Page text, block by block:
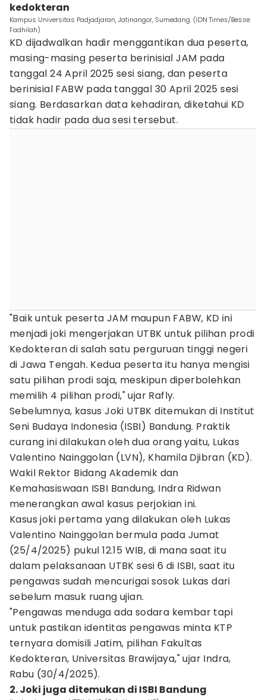
kedokteran
Kampus Universitas Padjadjaran, Jatinangor, Sumedang. (IDN Times/Besse
Fadhilah)
KD dijadwalkan hadir menggantikan dua peserta,
masing-masing peserta berinisial JAM pada
tanggal 24 April 2025 sesi siang, dan peserta
berinisial FABW pada tanggal 30 April 2025 sesi
siang. Berdasarkan data kehadiran, diketahui KD
tidak hadir pada dua sesi tersebut.
"Baik untuk peserta JAM maupun FABW, KD ini
menjadi joki mengerjakan UTBK untuk pilihan prodi
Kedokteran di salah satu perguruan tinggi negeri
di Jawa Tengah. Kedua peserta itu hanya mengisi
satu pilihan prodi saja, meskipun diperbolehkan
memilih 4 pilihan prodi," ujar Rafly.
Sebelumnya, kasus Joki UTBK ditemukan di Institut
Seni Budaya Indonesia (ISBI) Bandung. Praktik
curang ini dilakukan oleh dua orang yaitu, Lukas
Valentino Nainggolan (LVN), Khamila Djibran (KD).
Wakil Rektor Bidang Akademik dan
Kemahasiswaan ISBI Bandung, Indra Ridwan
menerangkan awal kasus perjokian ini.
Kasus joki pertama yang dilakukan oleh Lukas
Valentino Nainggolan bermula pada Jumat
(25/4/2025) pukul 12.15 WIB, di mana saat itu
dalam pelaksanaan UTBK sesi 6 di ISBI, saat itu
pengawas sudah mencurigai sosok Lukas dari
sebelum masuk ruang ujian.
"Pengawas menduga ada sodara kembar tapi
untuk pastikan identitas pengawas minta KTP
ternyara domisili Jatim, pilihan Fakultas
Kedokteran, Universitas Brawijaya," ujar Indra,
Rabu (30/4/2025).
2. Joki juga ditemukan di ISBI Bandung